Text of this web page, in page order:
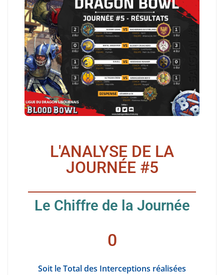
L'ANALYSE DE LA
JOURNÉE #5
Le Chiffre de la Journée
0
Soit le Total des Interceptions réalisées